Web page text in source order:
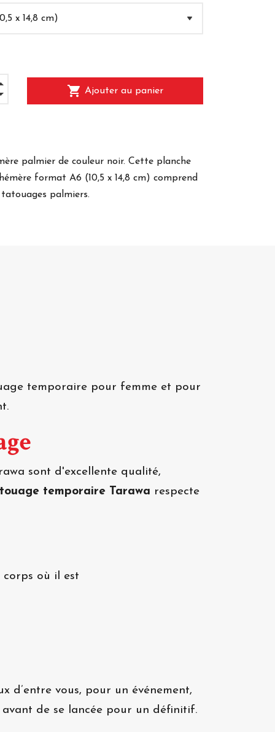
shopping_cart Ajouter au panier
palmier de couleur noir. Cette planche
format A6 (10,5 x 14,8 cm) comprend
palmiers.
temporaire pour femme et pour
sont d'excellente qualité,
temporaire Tarawa respecte
où il est
d’entre vous, pour un événement,
de se lancée pour un définitif.